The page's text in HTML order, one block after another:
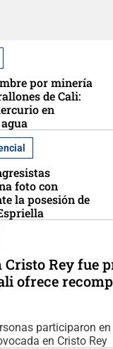
por minería
de Cali:
en
foto con
la posesión de
Rey fue
ofrece
participaron
en Cristo Rey